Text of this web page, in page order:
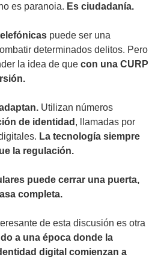
es paranoia. Es ciudadanía.
puede ser una
determinados delitos. Pero
la idea de que con una CURP
Utilizan números
de identidad , llamadas por
La tecnología siempre
la regulación.
puede cerrar una puerta,
completa.
de esta discusión es otra
a una época donde la
digital comienzan a